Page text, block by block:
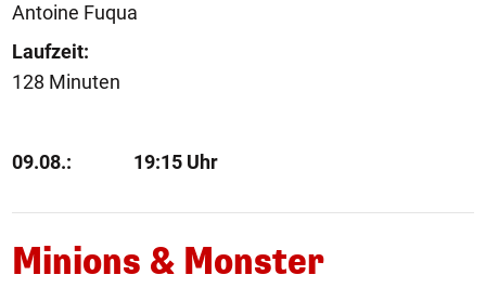
Antoine Fuqua
Laufzeit:
128 Minuten
09.08.: 19:15 Uhr
Minions & Monster